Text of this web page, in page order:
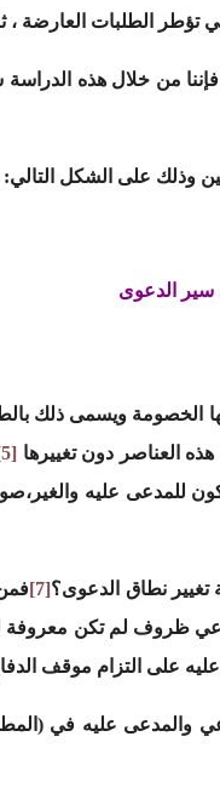
تؤطر الطلبات العارضة
من خلال هذه
وذلك على الشكل التالي:
سير الدعوى
بها الخصومة ويسمى ذلك
العناصر دون تغييرها [5]
للمدعى عليه
تغيير نطاق الدعوى؟[7]
ظروف لم تكن معروفة
عليه على التزام موقف
والمدعى عليه في